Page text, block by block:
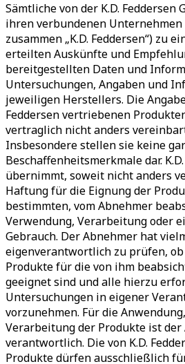
Sämtliche von der K.D. Feddersen
ihren verbundenen Unternehmen
zusammen „K.D. Feddersen“) zu
erteilten Auskünfte und
bereitgestellten Daten und
Untersuchungen, Angaben und
jeweiligen Herstellers. Die
Feddersen vertriebenen
vertraglich nicht anders
Insbesondere stellen sie keine
Beschaffenheitsmerkmale dar.
übernimmt, soweit nicht anders
Haftung für die Eignung der
bestimmten, vom Abnehmer
Verwendung, Verarbeitung oder
Gebrauch. Der Abnehmer hat
eigenverantwortlich zu prüfen,
Produkte für die von ihm
geeignet sind und alle hierzu
Untersuchungen in eigener
vorzunehmen. Für die
Verarbeitung der Produkte ist
verantwortlich. Die von K.D.
Produkte dürfen ausschließlich